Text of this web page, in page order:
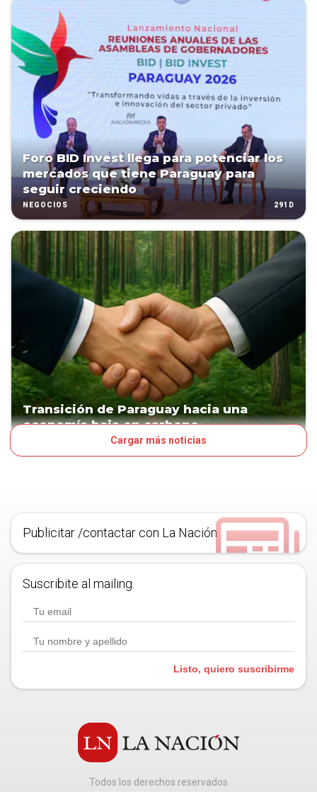
Foro BID Invest llega para potenciar los
mercados que tiene Paraguay para
seguir creciendo
NEGOCIOS 291D
Transición de Paraguay hacia una
economía baja en carbono
Cargar más noticias
Publicitar /contactar con La Nación
Suscribite al mailing.
Listo, quiero suscribirme
Todos los derechos reservados